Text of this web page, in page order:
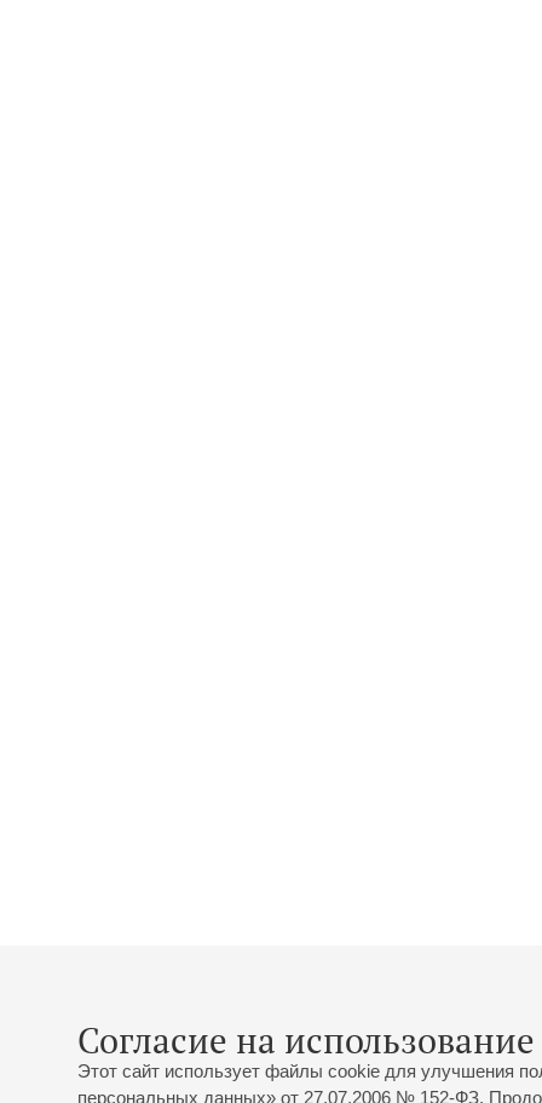
Согласие на
Этот сайт использует файлы cookie для улучшения
персональных данных» от 27.07.2006 № 152-ФЗ.